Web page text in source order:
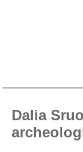
Dalia